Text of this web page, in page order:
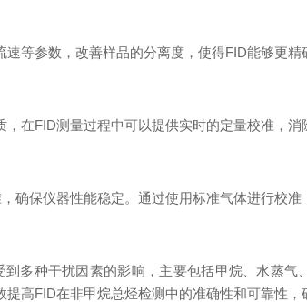
等参数，改善样品的分离度，使得FID能够更
在FID测量过程中可以提供实时的定量校准，
确保仪器性能稳定。通过使用标准气体进行校
多种干扰因素的影响，主要包括甲烷、水蒸
高FID在非甲烷总烃检测中的准确性和可靠性